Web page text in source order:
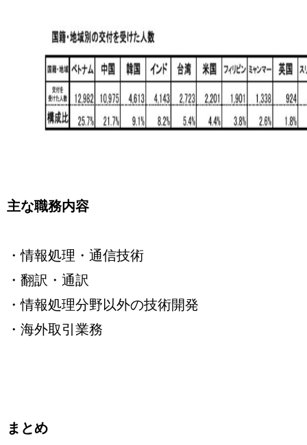
主な職務内容
・情報処理・通信技術
・翻訳・通訳
・情報処理分野以外の技術開発
・海外取引業務
まとめ